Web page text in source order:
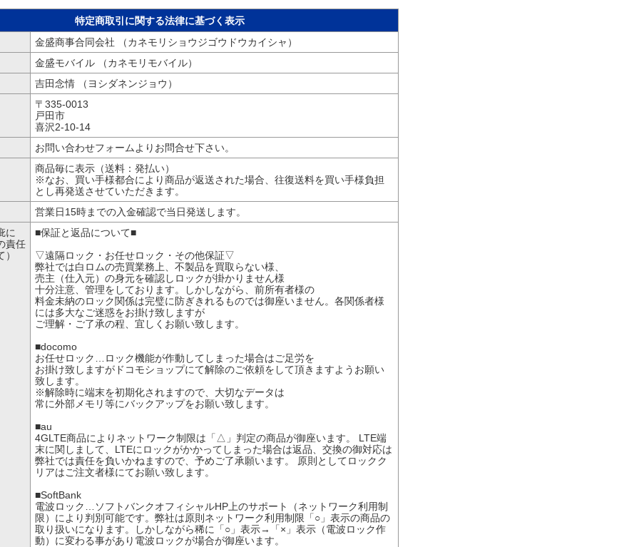
特定商取引に関する法律に基づく表示
金盛商事合同会社 （カネモリショウジゴウドウカイシャ）
金盛モバイル （カネモリモバイル）
吉田念情 （ヨシダネンジョウ）
〒335-0013
戸田市
喜沢2-10-14
お問い合わせフォームよりお問合せ下さい。
商品毎に表示（送料：発払い）
※なお、買い手様都合により商品が返送された場合、往復送料を買い手様負担
とし再発送させていただきます。
営業日15時までの入金確認で当日発送します。
に
責任
■保証と返品について■
▽遠隔ロック・お任せロック・その他保証▽
弊社では白ロムの売買業務上、不製品を買取らない様、
売主（仕入元）の身元を確認しロックが掛かりません様
十分注意、管理をしております。しかしながら、前所有者様の
料金未納のロック関係は完璧に防ぎきれるものでは御座いません。各関係者様
には多大なご迷惑をお掛け致しますが
ご理解・ご了承の程、宜しくお願い致します。
■docomo
お任せロック…ロック機能が作動してしまった場合はご足労を
お掛け致しますがドコモショップにて解除のご依頼をして頂きますようお願い
致します。
※解除時に端末を初期化されますので、大切なデータは
常に外部メモリ等にバックアップをお願い致します。
■au
4GLTE商品によりネットワーク制限は「△」判定の商品が御座います。 LTE端
末に関しまして、LTEにロックがかかってしまった場合は返品、交換の御対応は
弊社では責任を負いかねますので、予めご了承願います。 原則としてロックク
リアはご注文者様にてお願い致します。
■SoftBank
電波ロック…ソフトバンクオフィシャルHP上のサポート（ネットワーク利用制
限）により判別可能です。弊社は原則ネットワーク利用制限「○」表示の商品の
取り扱いになります。しかしながら稀に「○」表示→「×」表示（電波ロック作
動）に変わる事があり電波ロックが場合が御座います。